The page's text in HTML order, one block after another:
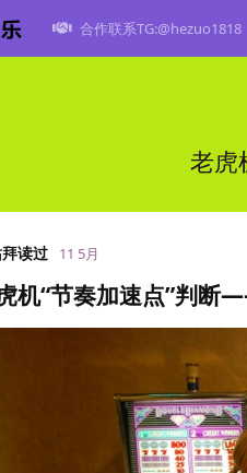
合作联系TG:@hezuo1818
老虎
读过 11 5月
机“节奏加速点”判断